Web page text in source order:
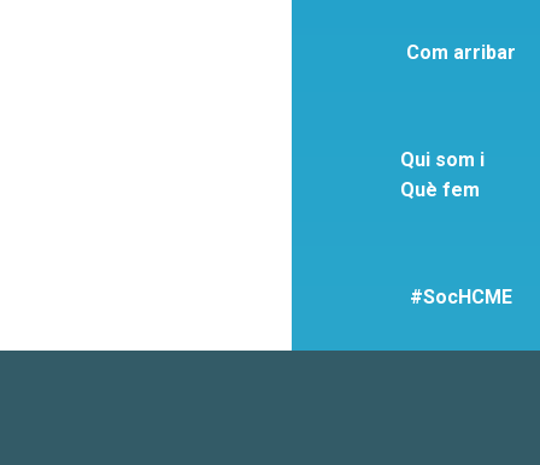
Com arribar
Qui som i
Què fem
#SocHCME